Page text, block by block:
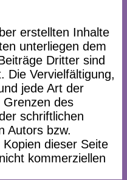
erstellten Inhalte
unterliegen dem
Dritter sind
Die Vervielfältigung,
jede Art der
des
schriftlichen
Autors bzw.
dieser Seite
kommerziellen